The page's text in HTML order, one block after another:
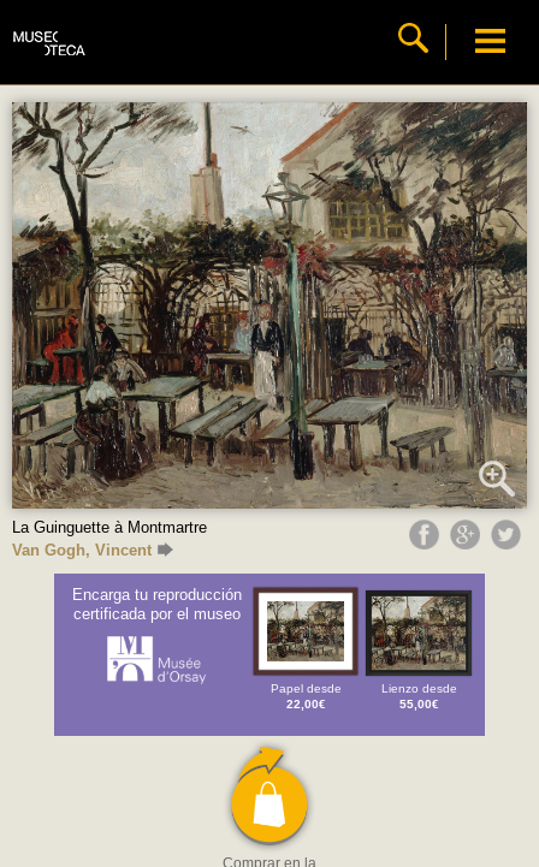
La Guinguette à Montmartre
Van Gogh, Vincent
Encarga tu reproducción
certificada por el museo
Papel desde
22,00€
Lienzo desde
55,00€